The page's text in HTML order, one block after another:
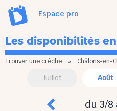
Espace pro
Les disponibilités
Trouver une crèche » Châlons-en-
Juillet Août
du 3/8